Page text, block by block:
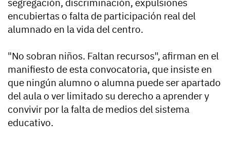
encubiertas o falta de participación real del
alumnado en la vida del centro.
"No sobran niños. Faltan recursos", afirman en el
manifiesto de esta convocatoria, que insiste en
que ningún alumno o alumna puede ser apartado
del aula o ver limitado su derecho a aprender y
convivir por la falta de medios del sistema
educativo.